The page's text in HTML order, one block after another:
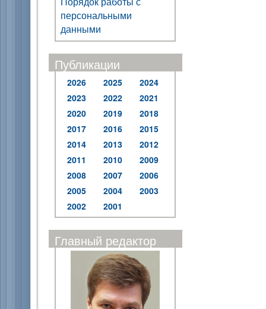
персональными
данными
Публикации
2026 2025
2024
2023
2022
2021
2020
2019
2018
2017
2016
2015
2014
2013
2012
2011
2010
2009
2008
2007
2006
2005
2004
2003
2002
2001
Главный редактор